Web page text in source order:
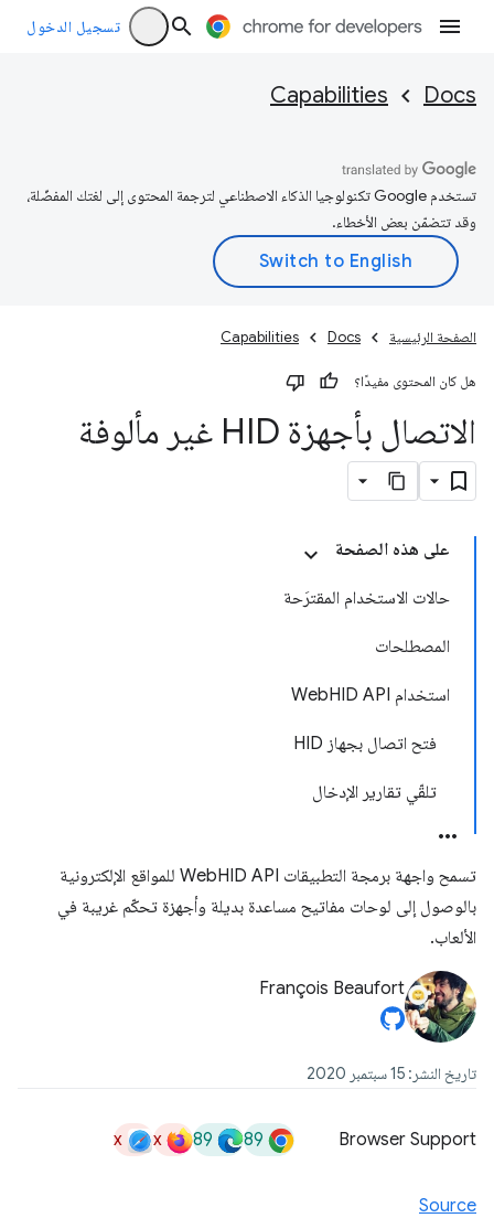
تسجيل الدخول
Docs
Capabilities
تستخدم Google تكنولوجيا الذكاء الاصطناعي لترجمة المحتوى إلى لغتك المفضّلة،
وقد تتضمّن بعض الأخطاء.
الصفحة الرئيسية Docs
Capabilities
هل كان المحتوى مفيدًا؟
الاتصال بأجهزة HID غير مألوفة
على هذه الصفحة
حالات الاستخدام المقترَحة
المصطلحات
استخدام WebHID API
فتح اتصال بجهاز HID
تلقّي تقارير الإدخال
تسمح واجهة برمجة التطبيقات WebHID API للمواقع الإلكترونية
بالوصول إلى لوحات مفاتيح مساعدة بديلة وأجهزة تحكّم غريبة في
الألعاب.
François Beaufort
تاريخ النشر: 15 سبتمبر 2020
Browser Support
89
89
x
x
Source